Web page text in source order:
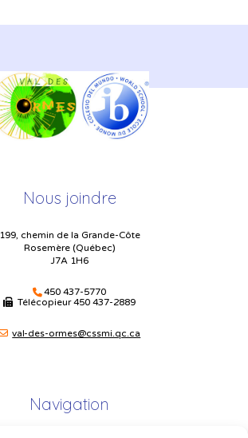
Nous joindre
199, chemin de la Grande-Côte
Rosemère (Québec)
J7A 1H6
450 437-5770
Télécopieur450 437-2889
val-des-ormes@cssmi.qc.ca
Navigation